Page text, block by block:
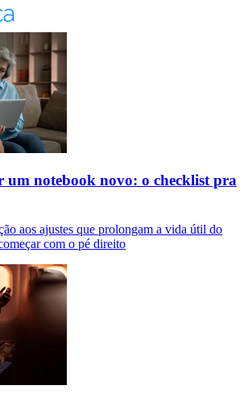
um notebook novo: o checklist pra
aos ajustes que prolongam a vida útil do
com o pé direito